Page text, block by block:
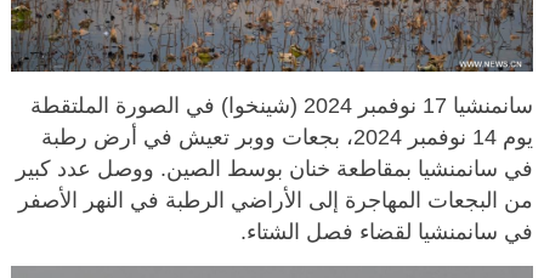
سانمنشيا 17 نوفمبر 2024 (شينخوا) في الصورة الملتقطة
يوم 14 نوفمبر 2024، بجعات ووبر تعيش في أرض رطبة
في سانمنشيا بمقاطعة خنان بوسط الصين. ووصل عدد كبير
من البجعات المهاجرة إلى الأراضي الرطبة في النهر الأصفر
في سانمنشيا لقضاء فصل الشتاء.